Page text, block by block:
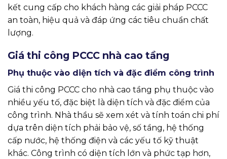
kết cung cấp cho khách hàng các giải pháp PCCC
an toàn, hiệu quả và đáp ứng các tiêu chuẩn chất
lượng.
Giá thi công PCCC nhà cao tầng
Phụ thuộc vào diện tích và đặc điểm công trình
Giá thi công PCCC cho nhà cao tầng phụ thuộc vào
nhiều yếu tố, đặc biệt là diện tích và đặc điểm của
công trình. Nhà thầu sẽ xem xét và tính toán chi phí
dựa trên diện tích phải bảo vệ, số tầng, hệ thống
cấp nước, hệ thống điện và các yếu tố kỹ thuật
khác. Công trình có diện tích lớn và phức tạp hơn,